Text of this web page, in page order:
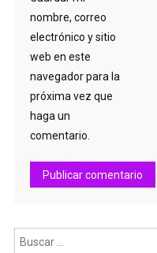
nombre, correo
electrónico y sitio
web en este
navegador para la
próxima vez que
haga un
comentario.